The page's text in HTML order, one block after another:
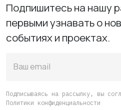
Вакансии
Подпишитесь на нашу
первыми узнавать о
событиях и проектах.
Ваш email
Подписываясь на рассылку, вы
Политики конфиденциальности